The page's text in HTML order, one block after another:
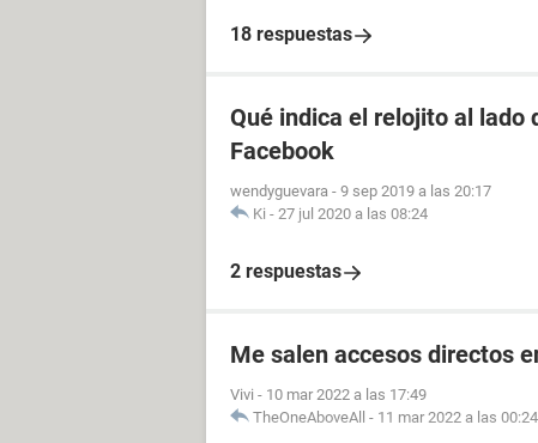
18 respuestas
Qué indica el relojito al lado
Facebook
wendyguevara - 9 sep 2019 a las 20:17
Ki - 27 jul 2020 a las 08:24
2 respuestas
Me salen accesos directos
Vivi - 10 mar 2022 a las 17:49
TheOneAboveAll - 11 mar 2022 a las 00:24